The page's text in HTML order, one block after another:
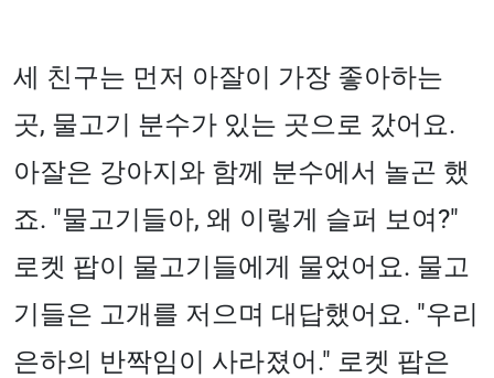
세 친구는 먼저 아잘이 가장 좋아하는
곳, 물고기 분수가 있는 곳으로 갔어요.
아잘은 강아지와 함께 분수에서 놀곤 했
죠. "물고기들아, 왜 이렇게 슬퍼 보여?"
로켓 팝이 물고기들에게 물었어요. 물고
기들은 고개를 저으며 대답했어요. "우리
은하의 반짝임이 사라졌어." 로켓 팝은